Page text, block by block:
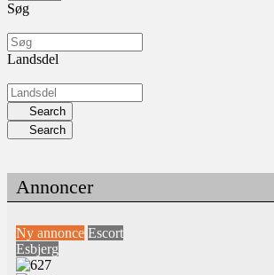
Søg
Landsdel
Search
Search
Annoncer
Ny annonce Escort
Esbjerg